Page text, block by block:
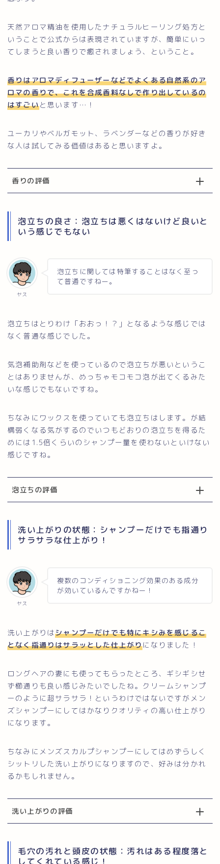
天然アロマ精油を使用したナチュラルヒーリング処方と
いうことで公式からは表現されていますが、簡単にいっ
てしまうと良い香りで癒されましょう、ということ。
香りはアロマディフューザーなどでよくある自然系のア
ロマの香りで、これを合成香料なしで作り出しているの
はすごいと思います…！
ユーカリやベルガモット、ラベンダーなどの香りが好き
な人は試してみる価値はあると思いますよ。
香りの評価
泡立ちの良さ：泡立ちは悪くはないけど良いと
いう感じでもない
ヤス
泡立ちに関しては特筆することはなく至っ
て普通ですねー。
泡立ちはとりわけ「おおっ！？」となるような感じでは
なく普通な感じでした。
気泡補助剤などを使っているので泡立ちが悪いというこ
とはありませんが、めっちゃモコモコ泡が出てくるみた
いな感じでもないですね。
ちなみにワックスを使っていても泡立ちはします。が結
構弱くなる気がするのでいつもどおりの泡立ちを得るた
めには1.5倍くらいのシャンプー量を使わないといけない
感じですね。
泡立ちの評価
洗い上がりの状態：シャンプーだけでも指通り
サラサラな仕上がり！
ヤス
複数のコンディショニング効果のある成分
が効いているんですかねー！
洗い上がりはシャンプーだけでも特にキシみを感じるこ
となく指通りはサラッとした仕上がりになりました！
ロングヘアの妻にも使ってもらったところ、ギシギシせ
ず櫛通りも良い感じみたいでしたね。クリームシャンプ
ーのように超サラサラ！というわけではないですがメン
ズシャンプーにしてはかなりクオリティの高い仕上がり
になります。
ちなみにメンズスカルプシャンプーにしてはめずらしく
シットリした洗い上がりになりますので、好みは分かれ
るかもしれません。
洗い上がりの評価
毛穴の汚れと頭皮の状態：汚れはある程度落と
してくれている感じ！